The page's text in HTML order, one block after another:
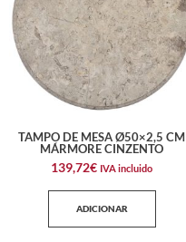
TAMPO DE MESA Ø50×2,5 CM
MÁRMORE CINZENTO
139,72€ IVA incluido
ADICIONAR